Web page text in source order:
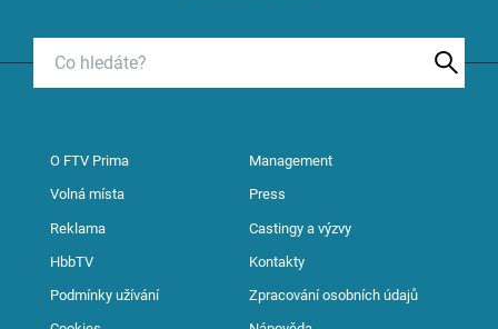
O FTV Prima Management
Volná místa Press
Reklama Castingy a výzvy
HbbTV Kontakty
Podmínky užívání Zpracování osobních údajů